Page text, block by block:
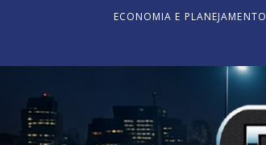
ECONOMIA E PLANEJAMENTO